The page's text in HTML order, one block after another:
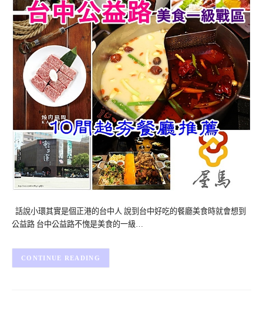
話說小環其實是個正港的台中人 說到台中好吃的餐廳美食時就會想到
公益路 台中公益路不愧是美食的一級…
CONTINUE READING